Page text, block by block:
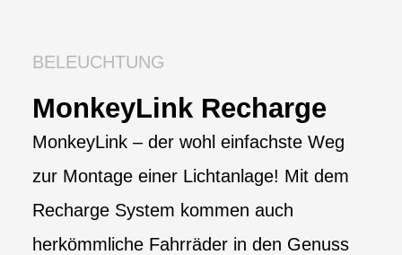
BELEUCHTUNG
MonkeyLink Recharge
MonkeyLink – der wohl einfachste Weg
zur Montage einer Lichtanlage! Mit dem
Recharge System kommen auch
herkömmliche Fahrräder in den Genuss